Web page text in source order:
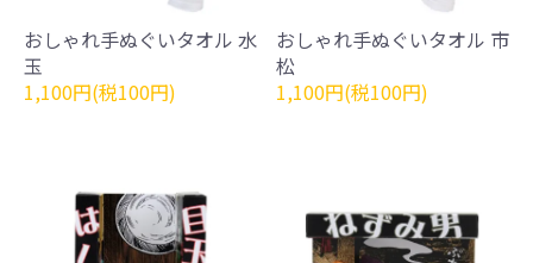
おしゃれ手ぬぐいタオル 水
玉
1,100円(税100円)
おしゃれ手ぬぐいタオル 市
松
1,100円(税100円)